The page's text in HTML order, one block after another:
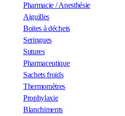
Pharmacie / Anesthésie
Aiguilles
Boites à déchets
Seringues
Sutures
Pharmaceutique
Sachets froids
Thermomètres
Prophylaxie
Blanchiments